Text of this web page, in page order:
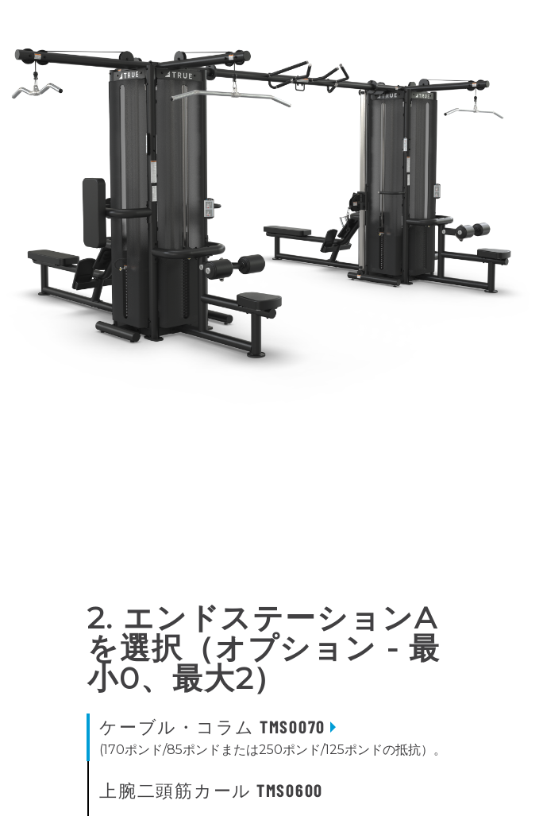
2. エンドステーションA
を選択（オプション - 最
小0、最大2）
ケーブル・コラム TMS0070
(170ポンド/85ポンドまたは250ポンド/125ポンドの抵抗）。
上腕二頭筋カール TMS0600